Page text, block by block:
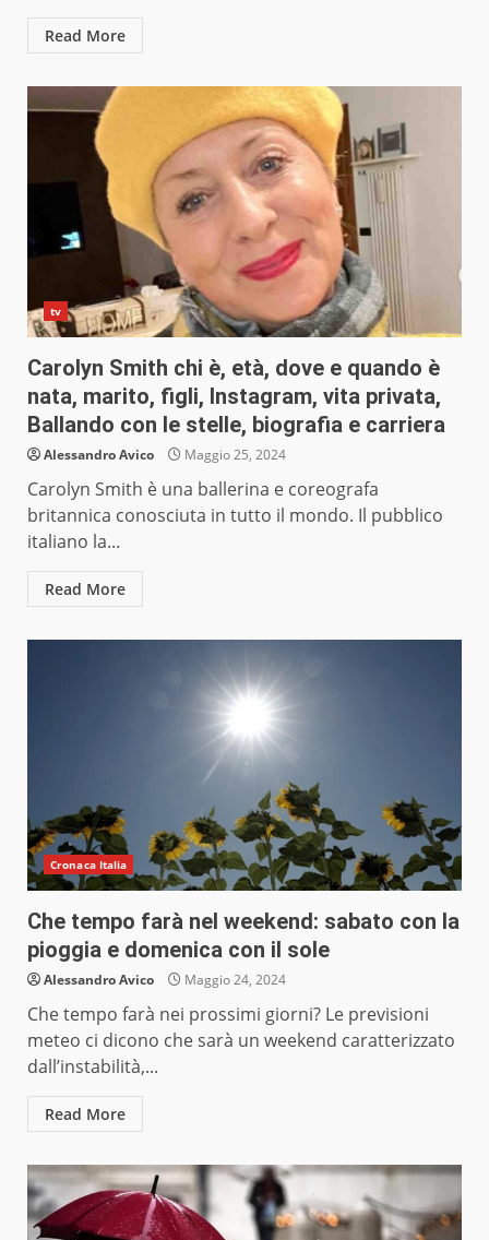
Read More
tv
Carolyn Smith chi è, età, dove e quando è
nata, marito, figli, Instagram, vita privata,
Ballando con le stelle, biografia e carriera
Alessandro Avico Maggio 25, 2024
Carolyn Smith è una ballerina e coreografa
britannica conosciuta in tutto il mondo. Il pubblico
italiano la...
Read More
Cronaca Italia
Che tempo farà nel weekend: sabato con la
pioggia e domenica con il sole
Alessandro Avico Maggio 24, 2024
Che tempo farà nei prossimi giorni? Le previsioni
meteo ci dicono che sarà un weekend caratterizzato
dall’instabilità,...
Read More